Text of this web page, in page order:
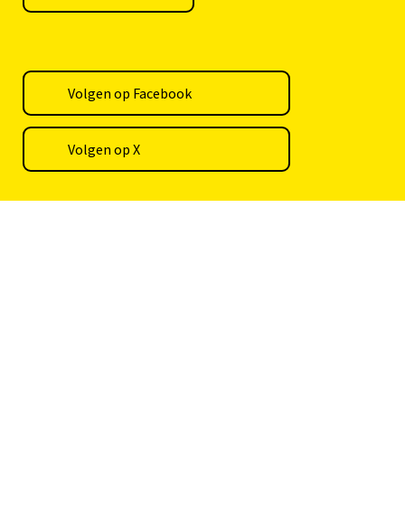
Volgen op Facebook
Volgen op X